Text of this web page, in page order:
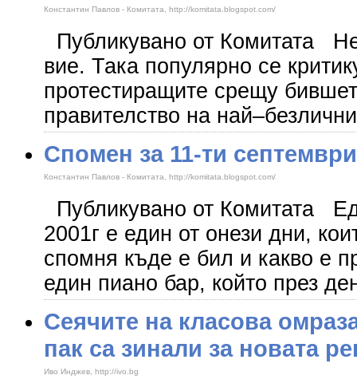
Константин Павлов - Комитата, http://komitata.blogspot.com/
Публикувано от Комитата
вие. Така популярно се
протестиращите срещу
правителство на
Спомен за 11-ти септeмври
Константин Павлов - Комитата, http://komitata.blogspot.com/
Публикувано от Комитата
2001г е един от онези дни,
спомня къде е бил и какво е
един пиано бар, който през
Сеячите на класова
пак са зинали за новата
Иво Инджев, http://ivo.bg